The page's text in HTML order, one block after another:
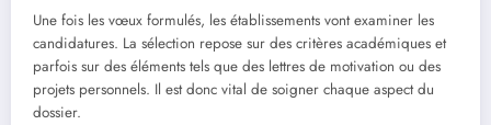
Une fois les vœux formulés, les établissements vont examiner les
candidatures. La sélection repose sur des critères académiques et
parfois sur des éléments tels que des lettres de motivation ou des
projets personnels. Il est donc vital de soigner chaque aspect du
dossier.